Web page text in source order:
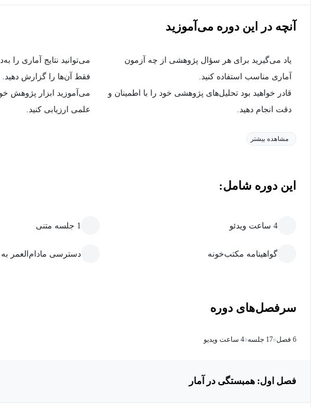
آنچه در این دوره می‌آموزید
یاد می‌گیرید برای هر سؤال پژوهشی از چه آزمون
آماری مناسب استفاده کنید.
می‌توانید نتایج آماری را
فقط آن‌ها را گزارش دهید.
قادر خواهید بود تحلیل‌های پژوهشی خود را با اطمینان و
دقت انجام دهید.
می‌آموزید ابزار پژوهش
علمی ارزیابی کنید.
مشاهده بیشتر
این دوره شامل:
4 ساعت ویدئو 1 جلسه متنی
گواهینامه مکتب‌خونه دسترسی مادام‌العمر
سرفصل‌های دوره
6 فصل 17 جلسه 4 ساعت ویدیو
فصل اول: همبستگی در آمار